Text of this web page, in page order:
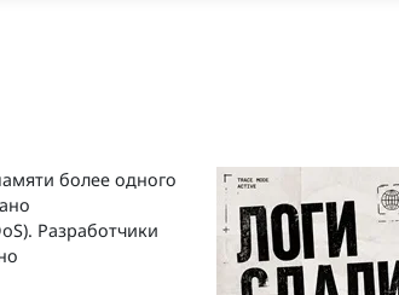
более одного
Разработчики